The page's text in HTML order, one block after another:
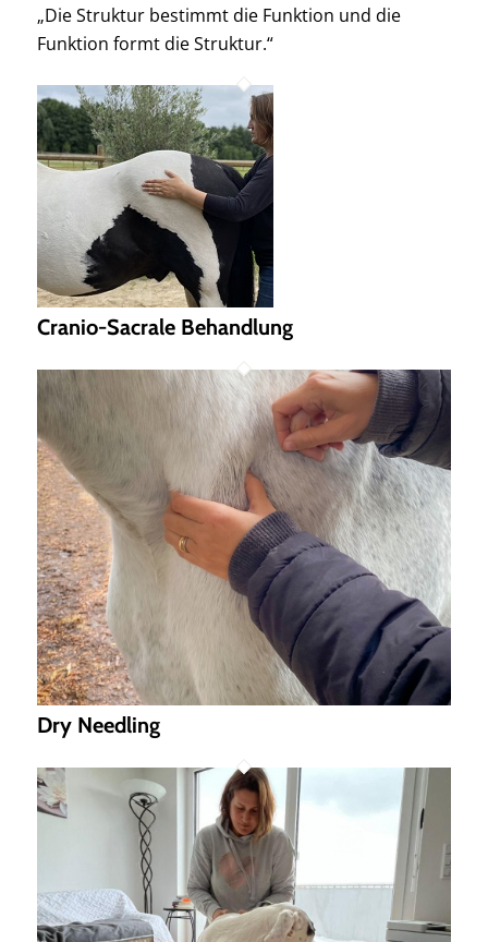
„Die Struktur bestimmt die Funktion und die
Funktion formt die Struktur.“
Cranio-Sacrale Behandlung
Dry Needling